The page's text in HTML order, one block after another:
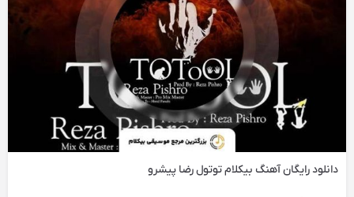
دانلود رایگان آهنگ‌ بیکلام توتول رضا پیشرو